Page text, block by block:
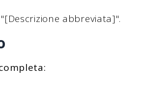
"[Descrizione abbreviata]".